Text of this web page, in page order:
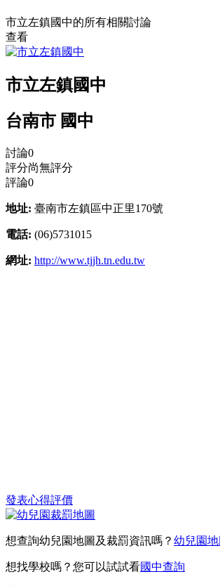
市立左鎮國中的所有相關討論
查看
市立左鎮國中
台南市 國中
討論0
評分尚無評分
評論0
地址: 臺南市左鎮區中正里170號
電話: (06)5731015
網址: http://www.tjjh.tn.edu.tw
發表心得評價
想查詢幼兒園地圖及裁罰資訊嗎？ 幼兒園地
想找學校嗎？您可以試試看國中查詢